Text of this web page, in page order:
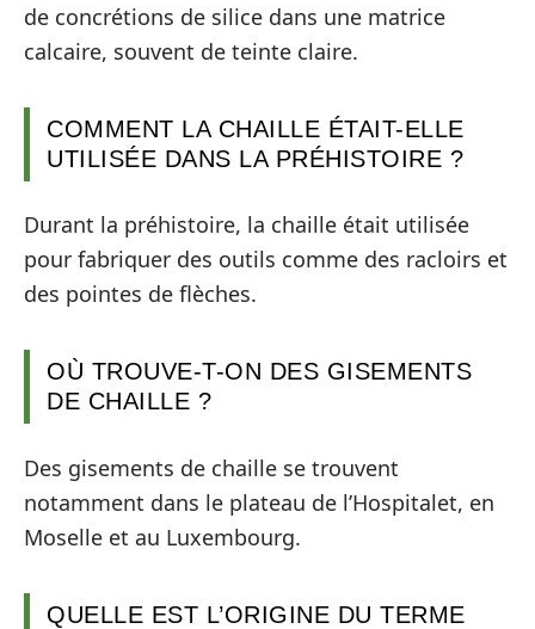
de concrétions de silice dans une matrice
calcaire, souvent de teinte claire.
COMMENT LA CHAILLE ÉTAIT-ELLE
UTILISÉE DANS LA PRÉHISTOIRE ?
Durant la préhistoire, la chaille était utilisée
pour fabriquer des outils comme des racloirs et
des pointes de flèches.
OÙ TROUVE-T-ON DES GISEMENTS
DE CHAILLE ?
Des gisements de chaille se trouvent
notamment dans le plateau de l’Hospitalet, en
Moselle et au Luxembourg.
QUELLE EST L’ORIGINE DU TERME